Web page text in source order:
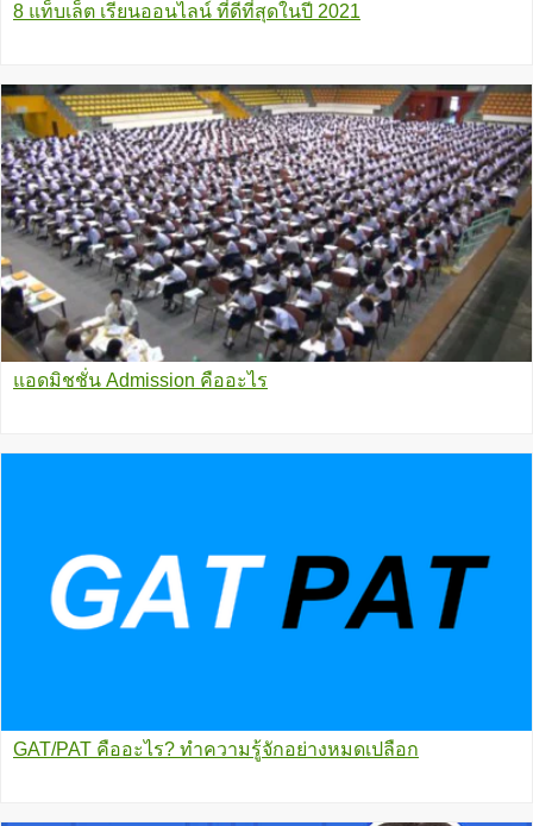
8 แท็บเล็ต เรียนออนไลน์ ที่ดีที่สุดในปี 2021
แอดมิชชั่น Admission คืออะไร
GAT/PAT คืออะไร? ทำความรู้จักอย่างหมดเปลือก